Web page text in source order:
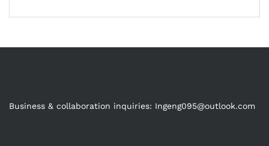
Business & collaboration inquiries: Ingeng095@outlook.com